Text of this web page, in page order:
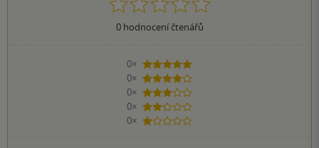
0hodnocení čtenářů
0×
5 hvězdiček
0×
4 hvězdičky
0×
3 hvězdičky
0×
2 hvězdičky
0×
1 hvezdička